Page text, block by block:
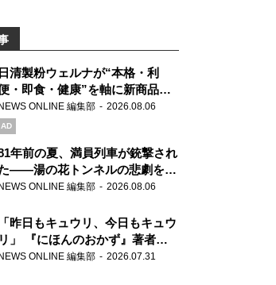
日清製粉ウェルナが“本格・利
・即食・健康”を軸に新商品を
開 「マ・マー」「青の洞窟」
ランドを強化
NEWS ONLINE 編集部 2026.08.06
年前の夏、満員列車が銃撃され
――湯の花トンネルの悲劇を語
継ぐ男性
NEWS ONLINE 編集部 2026.08.06
「昨日もキュウリ、今日もキュウ
リ」 『にほんのおかず』著者が
つけた家庭料理の知恵
NEWS ONLINE 編集部 2026.07.31